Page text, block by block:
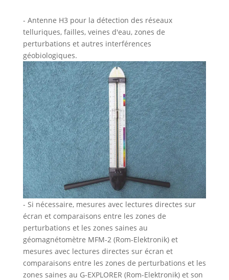
- Antenne H3 pour la détection des réseaux
telluriques, failles, veines d'eau, zones de
perturbations et autres interférences
géobiologiques.
- Si nécessaire, mesures avec lectures directes sur
écran et comparaisons entre les zones de
perturbations et les zones saines au
géomagnétomètre MFM-2 (Rom-Elektronik) et
mesures avec lectures directes sur écran et
comparaisons entre les zones de perturbations et les
zones saines au G-EXPLORER (Rom-Elektronik) et son